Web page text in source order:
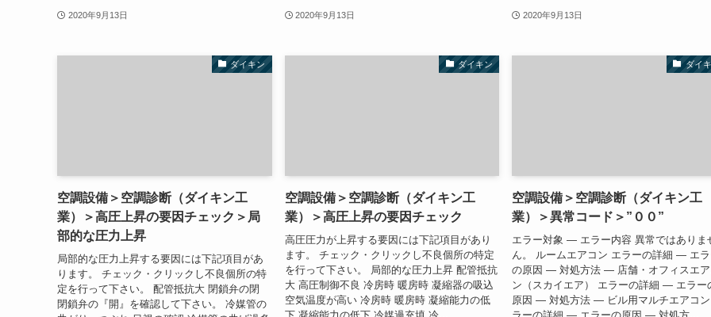
2020年9月13日 2020年9月13日 2020年9月13日
ダイキン
空調設備＞空調診断（ダイキン工
業）＞高圧上昇の要因チェック＞局
部的な圧力上昇
局部的な圧力上昇する要因には下記項目があ
ります。 チェック・クリックし不良個所の特
定を行って下さい。 配管抵抗大 閉鎖弁の閉
閉鎖弁の『開』を確認して下さい。 冷媒管の
ダイキン
空調設備＞空調診断（ダイキン工
業）＞高圧上昇の要因チェック
高圧圧力が上昇する要因には下記項目があり
ます。 チェック・クリックし不良個所の特定
を行って下さい。 局部的な圧力上昇 配管抵抗
大 高圧制御不良 冷房時 暖房時 凝縮器の吸込
空気温度が高い 冷房時 暖房時 凝縮能力の低
ダイ
空調設備＞空調診断（ダイキン工
業）＞異常コード＞”００”
エラー対象 ― エラー内容 異常ではありま
ん。 ルームエアコン エラーの詳細 ― エ
の原因 ― 対処方法 ― 店舗・オフィスエア
ン（スカイエア） エラーの詳細 ― エラー
原因 ― 対処方法 ― ビル用マルチエアコ